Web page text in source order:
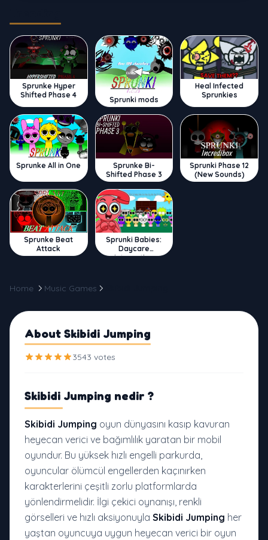
Sprunke Hyper
Shifted Phase 4
Sprunki mods
Heal Infected
Sprunkies
Sprunke All in One
Sprunke Bi-
Shifted Phase 3
Sprunki Phase 12
(New Sounds)
Sprunke Beat
Attack
Sprunki Babies:
Daycare
Interactive
Home Music Games
About Skibidi Jumping
3543 votes
Skibidi Jumping nedir ?
Skibidi Jumping oyun dünyasını kasıp kavuran
heyecan verici ve bağımlılık yaratan bir mobil
oyundur. Bu yüksek hızlı engelli parkurda,
oyuncular ölümcül engellerden kaçınırken
karakterlerini çeşitli zorlu platformlarda
yönlendirmelidir. İlgi çekici oynanışı, renkli
görselleri ve hızlı aksiyonuyla Skibidi Jumping her
yaştan oyuncuya uygun heyecan verici bir oyun